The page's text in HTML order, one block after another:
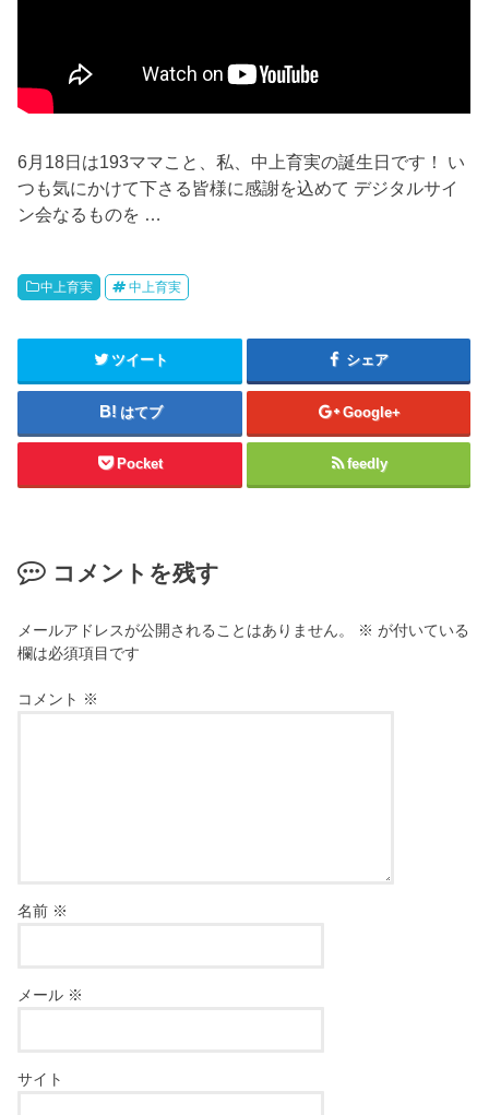
6月18日は193ママこと、私、中上育実の誕生日です！ い
つも気にかけて下さる皆様に感謝を込めて デジタルサイ
ン会なるものを …
中上育実 中上育実
ツイート シェア
はてブ Google+
Pocket feedly
コメントを残す
メールアドレスが公開されることはありません。 ※ が付いている
欄は必須項目です
コメント ※
名前 ※
メール ※
サイト